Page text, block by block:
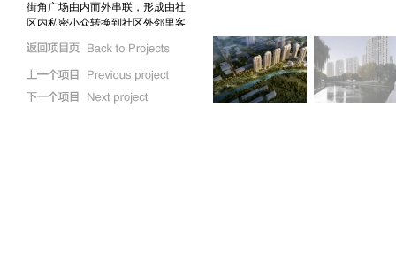
街角广场由内而外串联，形成由社
区内私密小众转换到社区外邻里客
采用战后纽约曼哈顿中央公园边上
高层的新古典主义形式，来强调都